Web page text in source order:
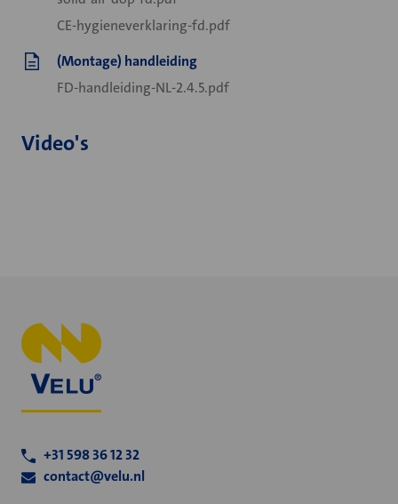
CE-hygieneverklaring-fd.pdf
(Montage) handleiding
FD-handleiding-NL-2.4.5.pdf
Video's
+31 598 36 12 32
contact@velu.nl